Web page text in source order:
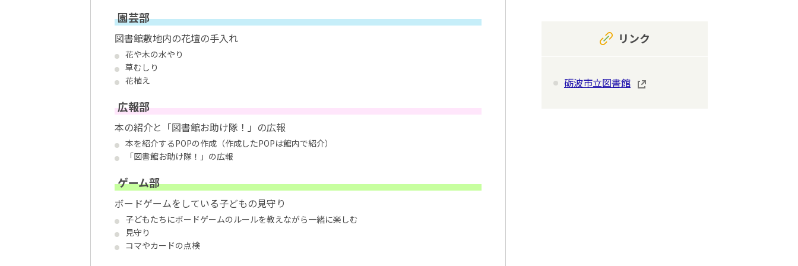
園芸部
図書館敷地内の花壇の手入れ
花や木の水やり
草むしり
花植え
広報部
本の紹介と「図書館お助け隊！」の広報
本を紹介するPOPの作成（作成したPOPは館内で紹介）
「図書館お助け隊！」の広報
ゲーム部
ボードゲームをしている子どもの見守り
子どもたちにボードゲームのルールを教えながら一緒に楽しむ
見守り
コマやカードの点検
リンク
砺波市立図書館